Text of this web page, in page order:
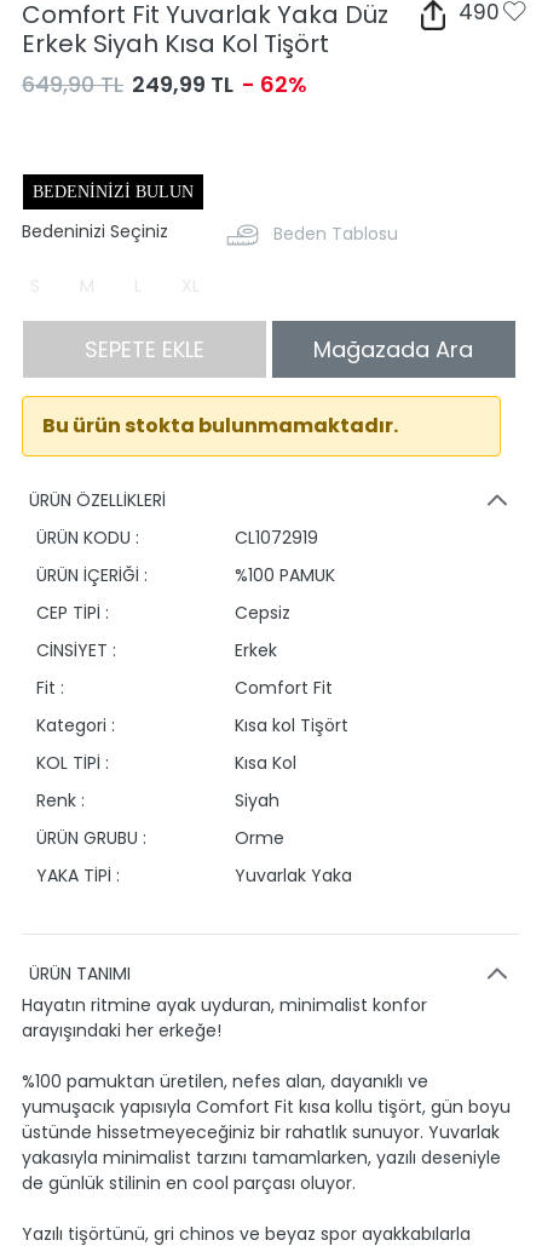
Comfort Fit Yuvarlak Yaka Düz
Erkek Siyah Kısa Kol Tişört
490
649,90 TL 249,99 TL - 62%
BEDENINIZI BULUN
Bedeninizi Seçiniz Beden Tablosu
S M L XL
SEPETE EKLE Mağazada Ara
Bu ürün stokta bulunmamaktadır.
ÜRÜN ÖZELLİKLERİ
ÜRÜN KODU :
CL1072919
ÜRÜN İÇERİĞİ :
%100 PAMUK
CEP TİPİ :
Cepsiz
CİNSİYET :
Erkek
Fit :
Comfort Fit
Kategori :
Kısa kol Tişört
KOL TİPİ :
Kısa Kol
Renk :
Siyah
ÜRÜN GRUBU :
Orme
YAKA TİPİ :
Yuvarlak Yaka
ÜRÜN TANIMI
Hayatın ritmine ayak uyduran, minimalist konfor
arayışındaki her erkeğe!
%100 pamuktan üretilen, nefes alan, dayanıklı ve
yumuşacık yapısıyla Comfort Fit kısa kollu tişört, gün boyu
üstünde hissetmeyeceğiniz bir rahatlık sunuyor. Yuvarlak
yakasıyla minimalist tarzını tamamlarken, yazılı deseniyle
de günlük stilinin en cool parçası oluyor.
Yazılı tişörtünü, gri chinos ve beyaz spor ayakkabılarla